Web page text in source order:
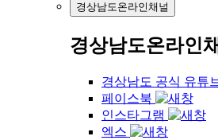
경상남도온라인채널
경상남도온라인
경상남도 공식 유튜
페이스북
인스타그램
엑스